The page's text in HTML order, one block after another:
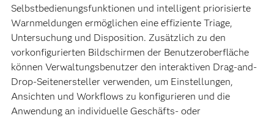
Selbstbedienungsfunktionen und intelligent priorisierte
Warnmeldungen ermöglichen eine effiziente Triage,
Untersuchung und Disposition. Zusätzlich zu den
vorkonfigurierten Bildschirmen der Benutzeroberfläche
können Verwaltungsbenutzer den interaktiven Drag-and-
Drop-Seitenersteller verwenden, um Einstellungen,
Ansichten und Workﬂows zu konfigurieren und die
Anwendung an individuelle Geschäfts- oder